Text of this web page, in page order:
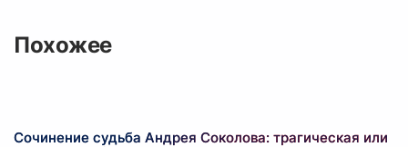
Похожее
Сочинение судьба Андрея Соколова: трагическая или